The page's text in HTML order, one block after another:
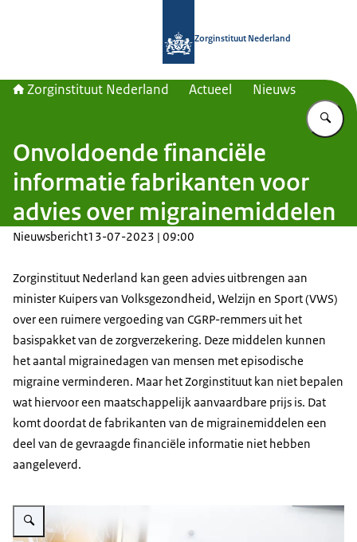
Zorginstituut Nederland
Zorginstituut Nederland Actueel Nieuws
Onvoldoende financiële
informatie fabrikanten voor
advies over migrainemiddelen
Nieuwsbericht13-07-2023 | 09:00
Zorginstituut Nederland kan geen advies uitbrengen aan
minister Kuipers van Volksgezondheid, Welzijn en Sport (VWS)
over een ruimere vergoeding van CGRP-remmers uit het
basispakket van de zorgverzekering. Deze middelen kunnen
het aantal migrainedagen van mensen met episodische
migraine verminderen. Maar het Zorginstituut kan niet bepalen
wat hiervoor een maatschappelijk aanvaardbare prijs is. Dat
komt doordat de fabrikanten van de migrainemiddelen een
deel van de gevraagde financiële informatie niet hebben
aangeleverd.
Vergroot afbeelding De foto toont een wachtkamer. Een oudere man